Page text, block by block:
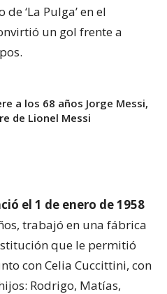
‘La Pulga’ en el
un gol frente a
a los 68 años Jorge Messi,
de Lionel Messi
el 1 de enero de 1958
trabajó en una fábrica
que le permitió
con Celia Cuccittini, con
Rodrigo, Matías,